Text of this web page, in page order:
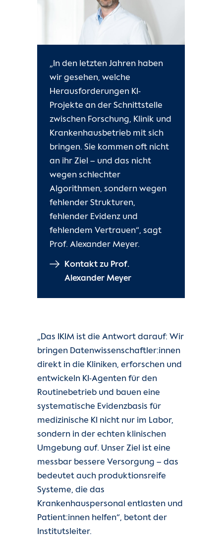
„In den letzten Jahren haben
wir gesehen, welche
Herausforderungen KI-
Projekte an der Schnittstelle
zwischen Forschung, Klinik und
Krankenhausbetrieb mit sich
bringen. Sie kommen oft nicht
an ihr Ziel – und das nicht
wegen schlechter
Algorithmen, sondern wegen
fehlender Strukturen,
fehlender Evidenz und
fehlendem Vertrauen“, sagt
Prof. Alexander Meyer.
Kontakt zu Prof.
Alexander Meyer
„Das IKIM ist die Antwort darauf: Wir
bringen Datenwissenschaftler:innen
direkt in die Kliniken, erforschen und
entwickeln KI-Agenten für den
Routinebetrieb und bauen eine
systematische Evidenzbasis für
medizinische KI nicht nur im Labor,
sondern in der echten klinischen
Umgebung auf. Unser Ziel ist eine
messbar bessere Versorgung – das
bedeutet auch produktionsreife
Systeme, die das
Krankenhauspersonal entlasten und
Patient:innen helfen“, betont der
Institutsleiter.